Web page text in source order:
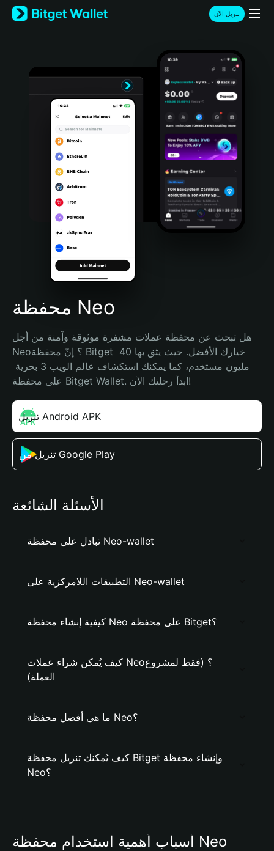
English
日本語
Türkçe
Português (Portugal)
Bahasa Indonesia
Português (Brasil)
Español (Argentina)
تنزيل الآن
محفظة Neo
هل تبحث عن محفظة عملات مشفرة موثوقة وآمنة من أجل
Neo؟ إنّ محفظة Bitget خيارك الأفضل. حيث يثق بها 40
على محفظة Bitget Wallet. ابدأ رحلتك الآن!
تنزيل Android APK
تنزيل من Google Play
الأسئلة الشائعة
تبادل على محفظة Neo-wallet
التطبيقات اللامركزية على Neo-wallet
كيفية إنشاء محفظة Neo على محفظة Bitget؟
كيف يُمكن شراء عملات Neo؟ (فقط لمشروع
العملة)
ما هي أفضل محفظة Neo؟
كيف يُمكنك تنزيل محفظة Bitget وإنشاء محفظة
Neo؟
أسباب أهمية استخدام محفظة Neo